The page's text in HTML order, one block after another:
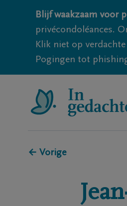
Blijf waakzaam voor
privécondoléances.
Klik niet op
Pogingen tot
← Vorige